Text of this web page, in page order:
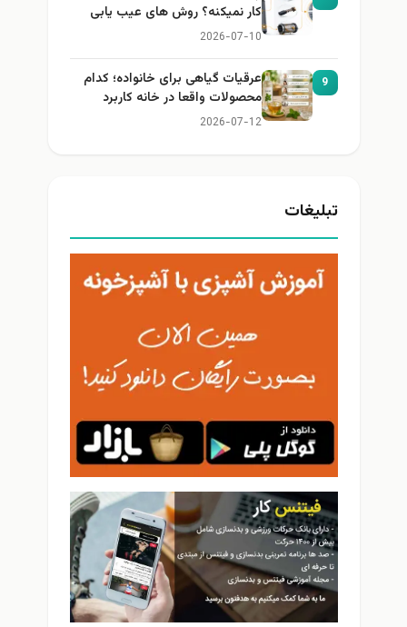
کار نمیکنه؟ روش های عیب یابی
2026-07-10
9
عرقیات گیاهی برای خانواده؛ کدام
محصولات واقعا در خانه کاربرد
دارند؟
2026-07-12
تبلیغات